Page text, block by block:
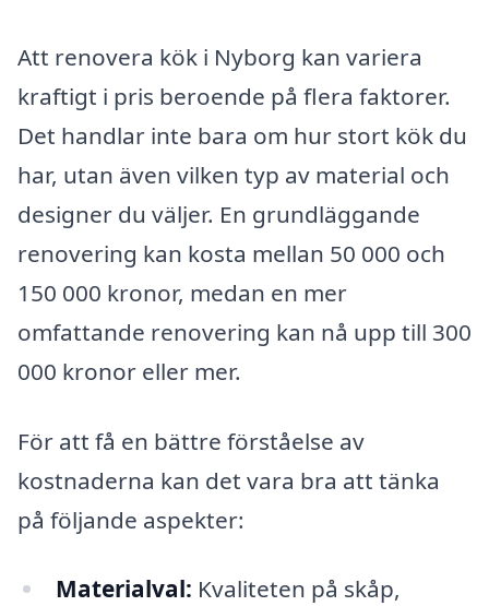
Att renovera kök i Nyborg kan variera
kraftigt i pris beroende på flera faktorer.
Det handlar inte bara om hur stort kök du
har, utan även vilken typ av material och
designer du väljer. En grundläggande
renovering kan kosta mellan 50 000 och
150 000 kronor, medan en mer
omfattande renovering kan nå upp till 300
000 kronor eller mer.
För att få en bättre förståelse av
kostnaderna kan det vara bra att tänka
på följande aspekter:
Materialval: Kvaliteten på skåp,